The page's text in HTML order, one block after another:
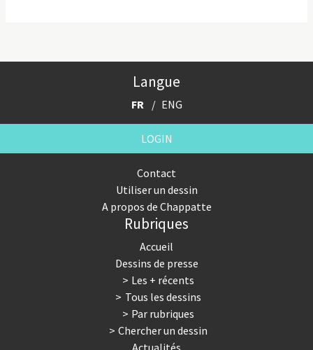
Langue
FR ENG
LOGIN
Contact
Utiliser un dessin
A propos de Chappatte
Rubriques
Accueil
Dessins de presse
Les + récents
Tous les dessins
Par rubriques
Chercher un dessin